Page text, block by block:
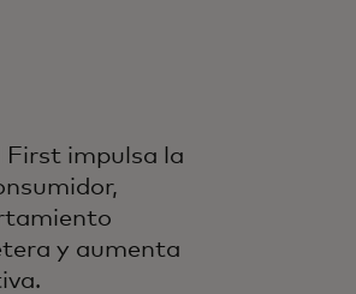
impulsa la
y aumenta